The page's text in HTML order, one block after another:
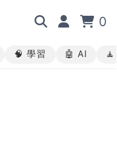
0
🧠 學習 🤖 AI